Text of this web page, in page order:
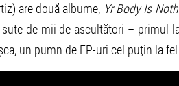
are două albume, Yr Body Is
de mii de ascultători – primul
un pumn de EP-uri cel puțin la